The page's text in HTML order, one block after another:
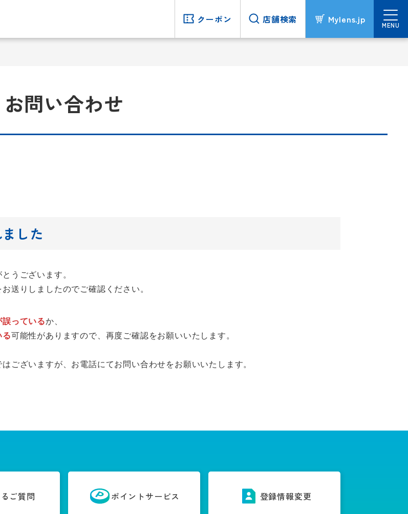
クーポン 店舗検索 Mylens.jp
MENU
お問い合わせ
した
うございます。
送りしましたのでご確認ください。
誤っているか、
る可能性がありますので、再度ご確認をお願いいたします。
ございますが、お電話にてお問い合わせをお願いいたします。
ご質問 ポイントサービス 登録情報変更
クーポン 店舗検索 Mylens.jp
MENU